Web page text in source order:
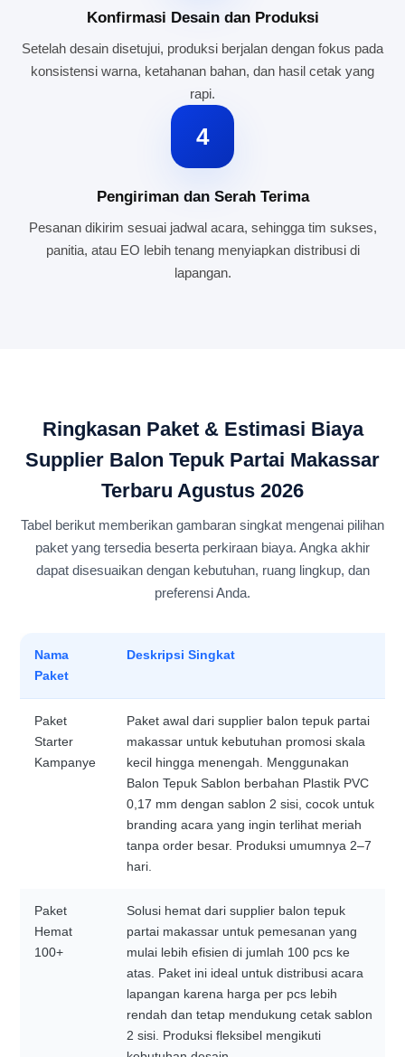
Konfirmasi Desain dan Produksi
Setelah desain disetujui, produksi berjalan dengan fokus pada
konsistensi warna, ketahanan bahan, dan hasil cetak yang
rapi.
4
Pengiriman dan Serah Terima
Pesanan dikirim sesuai jadwal acara, sehingga tim sukses,
panitia, atau EO lebih tenang menyiapkan distribusi di
lapangan.
Ringkasan Paket & Estimasi Biaya
Supplier Balon Tepuk Partai Makassar
Terbaru Agustus 2026
Tabel berikut memberikan gambaran singkat mengenai pilihan
paket yang tersedia beserta perkiraan biaya. Angka akhir
dapat disesuaikan dengan kebutuhan, ruang lingkup, dan
preferensi Anda.
Nama
Paket
Deskripsi Singkat
Paket
Starter
Kampanye
Paket awal dari supplier balon tepuk partai
makassar untuk kebutuhan promosi skala
kecil hingga menengah. Menggunakan
Balon Tepuk Sablon berbahan Plastik PVC
0,17 mm dengan sablon 2 sisi, cocok untuk
branding acara yang ingin terlihat meriah
tanpa order besar. Produksi umumnya 2–7
hari.
Paket
Hemat
100+
Solusi hemat dari supplier balon tepuk
partai makassar untuk pemesanan yang
mulai lebih efisien di jumlah 100 pcs ke
atas. Paket ini ideal untuk distribusi acara
lapangan karena harga per pcs lebih
rendah dan tetap mendukung cetak sablon
2 sisi. Produksi fleksibel mengikuti